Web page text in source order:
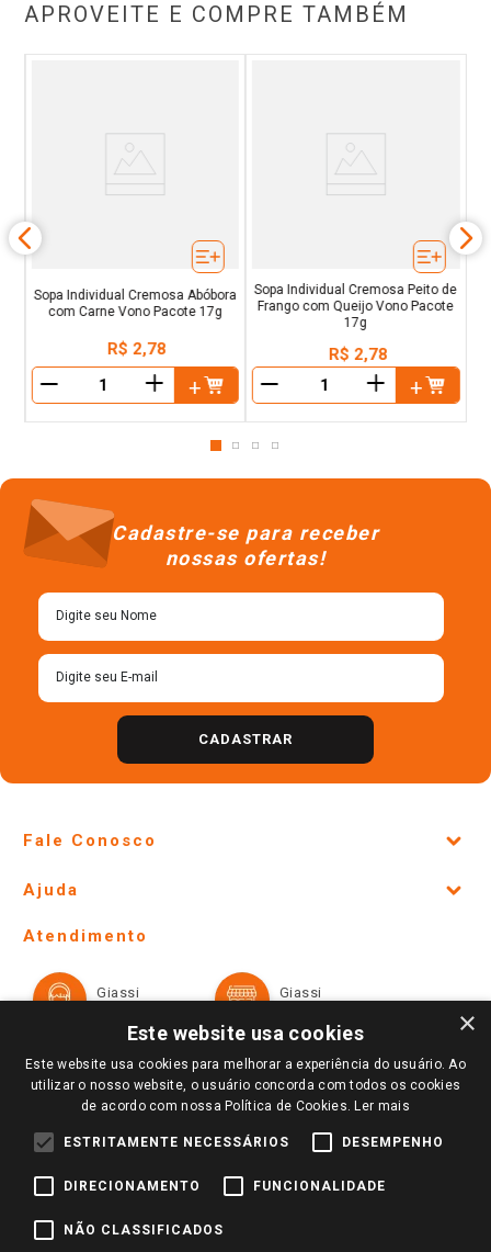
APROVEITE E COMPRE TAMBÉM
Sopa Individual Cremosa Abóbora
com Carne Vono Pacote 17g
R$ 2,78
＋
Sopa Individual Cremosa Peito de
Frango com Queijo Vono Pacote
17g
R$ 2,78
＋
Cadastre-se para receber
nossas ofertas!
CADASTRAR
Fale Conosco
Lojas Físicas e Horários
Ofertas
Televendas
Notícias
Perguntas frequentes
Identidade Visual
Ajuda
Formas de Pagamento
Trocas e Devoluções
Atendimento
Giassi
Giassi
Redes Sociais
Pagamento e Segurança
×
Este website usa cookies
Este website usa cookies para melhorar a experiência do usuário. Ao
utilizar o nosso website, o usuário concorda com todos os cookies
de acordo com nossa Política de Cookies. Ler mais
ESTRITAMENTE NECESSÁRIOS DESEMPENHO
DIRECIONAMENTO FUNCIONALIDADE
NÃO CLASSIFICADOS